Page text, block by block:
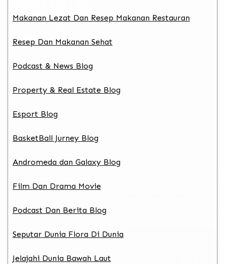
Makanan Lezat Dan Resep Makanan Restauran
Resep Dan Makanan Sehat
Podcast & News Blog
Property & Real Estate Blog
Esport Blog
BasketBall Jurney Blog
Andromeda dan Galaxy Blog
Film Dan Drama Movie
Podcast Dan Berita Blog
Seputar Dunia Flora Di Dunia
Jelajahi Dunia Bawah Laut